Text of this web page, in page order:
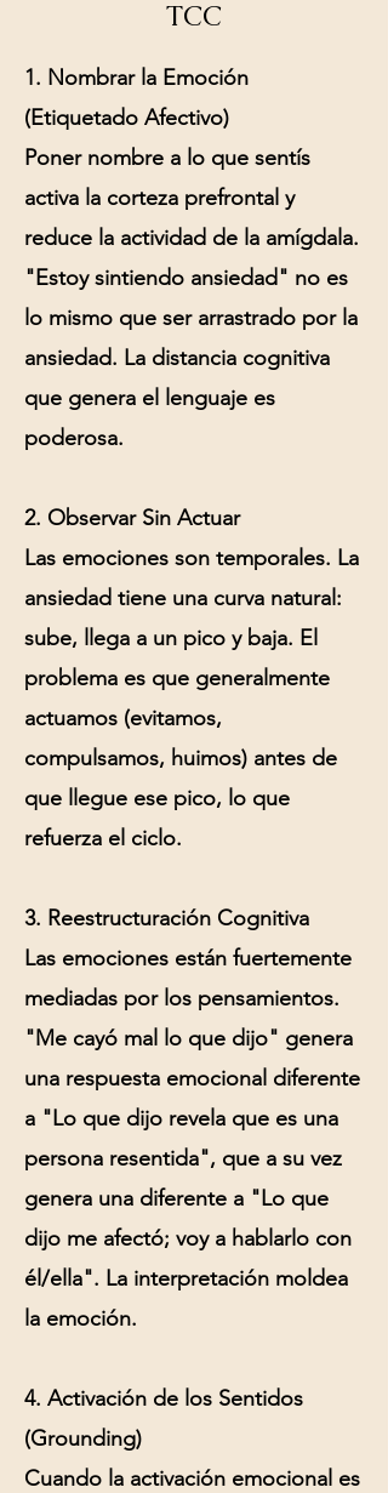
TCC
1. Nombrar la Emoción
(Etiquetado Afectivo)
Poner nombre a lo que sentís
activa la corteza prefrontal y
reduce la actividad de la amígdala.
"Estoy sintiendo ansiedad" no es
lo mismo que ser arrastrado por la
ansiedad. La distancia cognitiva
que genera el lenguaje es
poderosa.
2. Observar Sin Actuar
Las emociones son temporales. La
ansiedad tiene una curva natural:
sube, llega a un pico y baja. El
problema es que generalmente
actuamos (evitamos,
compulsamos, huimos) antes de
que llegue ese pico, lo que
refuerza el ciclo.
3. Reestructuración Cognitiva
Las emociones están fuertemente
mediadas por los pensamientos.
"Me cayó mal lo que dijo" genera
una respuesta emocional diferente
a "Lo que dijo revela que es una
persona resentida", que a su vez
genera una diferente a "Lo que
dijo me afectó; voy a hablarlo con
él/ella". La interpretación moldea
la emoción.
4. Activación de los Sentidos
(Grounding)
Cuando la activación emocional es